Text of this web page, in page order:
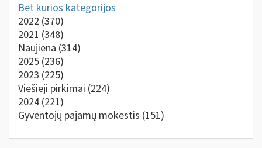
Bet kurios kategorijos
2022 (370)
2021 (348)
Naujiena (314)
2025 (236)
2023 (225)
Viešieji pirkimai (224)
2024 (221)
Gyventojų pajamų mokestis (151)